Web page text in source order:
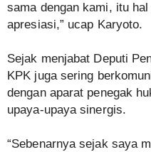
sama dengan kami, itu
apresiasi,” ucap Karyoto.
Sejak menjabat Deputi
KPK juga sering
dengan aparat penegak
upaya-upaya sinergis.
“Sebenarnya sejak saya